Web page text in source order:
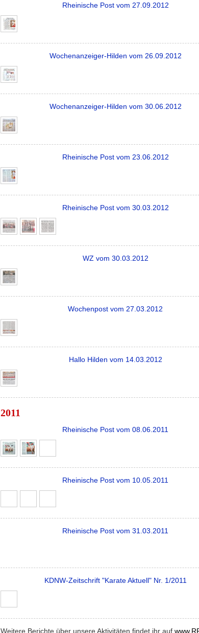
Rheinische Post vom 27.09.2012
Wochenanzeiger-Hilden vom 26.09.2012
Wochenanzeiger-Hilden vom 30.06.2012
Rheinische Post vom 23.06.2012
Rheinische Post vom 30.03.2012
WZ vom 30.03.2012
Wochenpost vom 27.03.2012
Hallo Hilden vom 14.03.2012
2011
Rheinische Post vom 08.06.2011
Rheinische Post vom 10.05.2011
Rheinische Post vom 31.03.2011
KDNW-Zeitschrift "Karate Aktuell" Nr. 1/2011
Weitere Berichte über unsere Aktivitäten findet ihr auf